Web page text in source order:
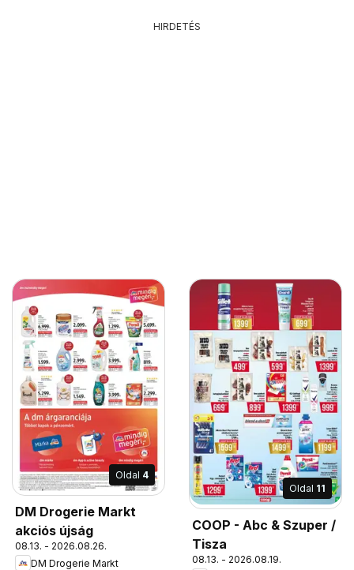
HIRDETÉS
Oldal 4
DM Drogerie Markt
akciós újság
08.13. - 2026.08.26.
DM Drogerie Markt
Oldal 11
COOP - Abc & Szuper /
Tisza
08.13. - 2026.08.19.